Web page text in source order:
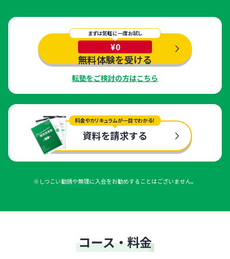
まずは気軽に一度お試し
¥0
無料体験を受ける
転塾をご検討の方はこちら
料金やカリキュラムが一目でわかる！
資料を請求する
※しつこい勧誘や無理に入会をお勧めすることはございません。
コース・料金